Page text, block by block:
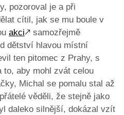
pozoroval je a při
cítil, jak se mu boule v
akci🡕 samozřejmě
dětství hlavou místní
ten pitomec z Prahy, s
to, aby mohl zvát celou
Michal se pomalu stal až
věděli, že stejně jako
daleko silnější, dokázal vzít